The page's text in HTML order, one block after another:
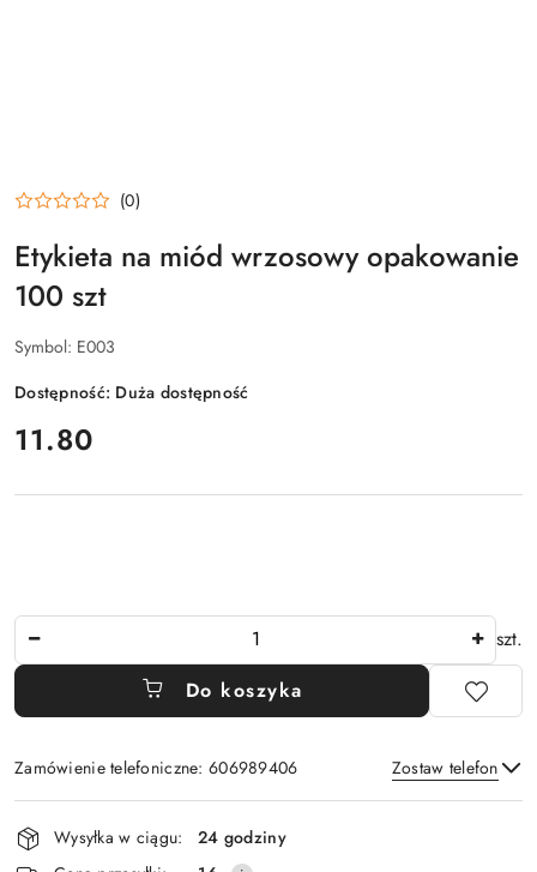
(0)
Etykieta na miód wrzosowy opakowanie
100 szt
Symbol: E003
Dostępność: Duża dostępność
cena:
11.80
szt.
Do koszyka
Zamówienie telefoniczne: 606989406 Zostaw telefon
Dostępność
i
Wysyłka w ciągu:
24 godziny